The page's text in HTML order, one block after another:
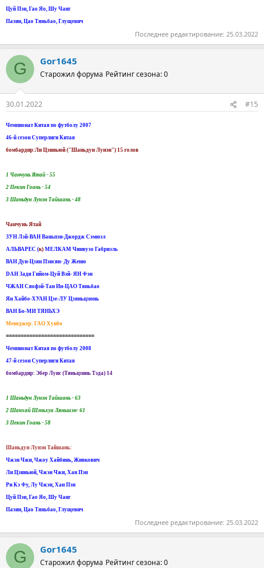
Цуй Пэн, Гао Яо, Шу Чанг
Пазин, Цао Тяньбао, Глущевич
Последнее редактирование: 25.03.2022
G Gor1645
Старожил форума Рейтинг сезона: 0
30.01.2022 #15
Чемпионат Китая по футболу 2007
46-й сезон Суперлиги Китая
бомбардир:Ли Цзиньюй ("Шаньдун Лунэн") 15 голов
1 Чанчунь Ятай - 55
2 Пекин Гоань - 54
3 Шаньдун Лунэн Тайшань - 48
Чанчунь Ятай
ЗУН Лэй-ВАН Ваньпэн-Джордж Сэмюэл
АЛЬВАРЕС (к) МЕЛКАМ Чинвузо Габриэль
ВАН Дун-Цзян Пэнсян- Ду Женю
DAH Зади Гийом-Цуй Вэй- ЯН Фэн
ЧЖАН Сяофэй-Тан Ин-ЦАО Тяньбао
Ян Хайбо-ХУАН Цзе-ЛУ Цзяньцзюнь
ВАН Бо-МИ ТЯНЬХЭ
Менеджер: ГАО Хунбо
==============================
Чемпионат Китая по футболу 2008
47-й сезон Суперлиги Китая
бомбардир: Эбер Луис (Тяньцзинь Тэда) 14
1 Шаньдун Лунэн Тайшань - 63
2 Шанхай Шэньхуа Ляньшэн- 61
3 Пекин Гоань - 58
Шаньдун Лунэн Тайшань:
Чжэн Чжи, Чжоу Хайбинь, Живкович
Ли Цзиньюй, Чжэн Чжи, Хан Пэн
Ри Кэ Фу, Лу Чжэн, Хан Пэн
Цуй Пэн, Гао Яо, Шу Чанг
Пазин, Цао Тяньбао, Глущевич
Последнее редактирование: 25.03.2022
G Gor1645
Старожил форума Рейтинг сезона: 0